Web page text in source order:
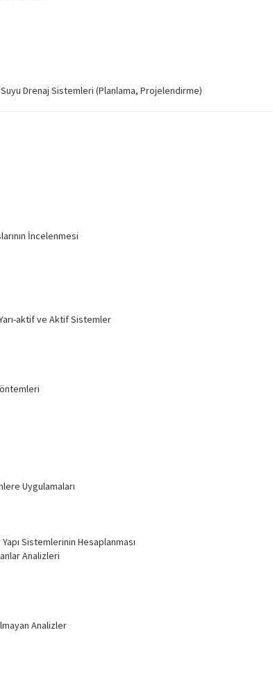
Drenaj Sistemleri (Planlama, Projelendirme)
İncelenmesi
Yarı-aktif ve Aktif Sistemler
Uygulamaları
Sistemlerinin Hesaplanması
Analizleri
Analizler